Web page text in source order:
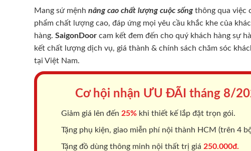
Mang sứ mệnh nâng cao chất lượng cuộc sốngthông qua việc
phẩm chất lượng cao, đáp ứng mọi yêu cầu khắc khe của
hàng. SaigonDoor cam kết đem đến cho quý khách hàng sự
kết chất lượng dịch vụ, giá thành & chính sách chăm sóc
tại Việt Nam.
Cơ hội nhận ƯU ĐÃI tháng 8/
Giảm giá lên đến 25% khi thiết kế lắp đặt trọn gói.
Tặng phụ kiện, giao miễn phí nội thành HCM (trên 4
Tặng đồ dùng thông minh nội thất trị giá 250.000đ.